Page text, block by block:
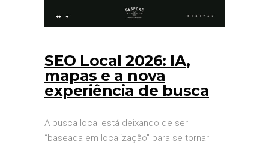
SEO Local 2026: IA,
mapas e a nova
experiência de busca
A busca local está deixando de ser
“baseada em localização” para se tornar